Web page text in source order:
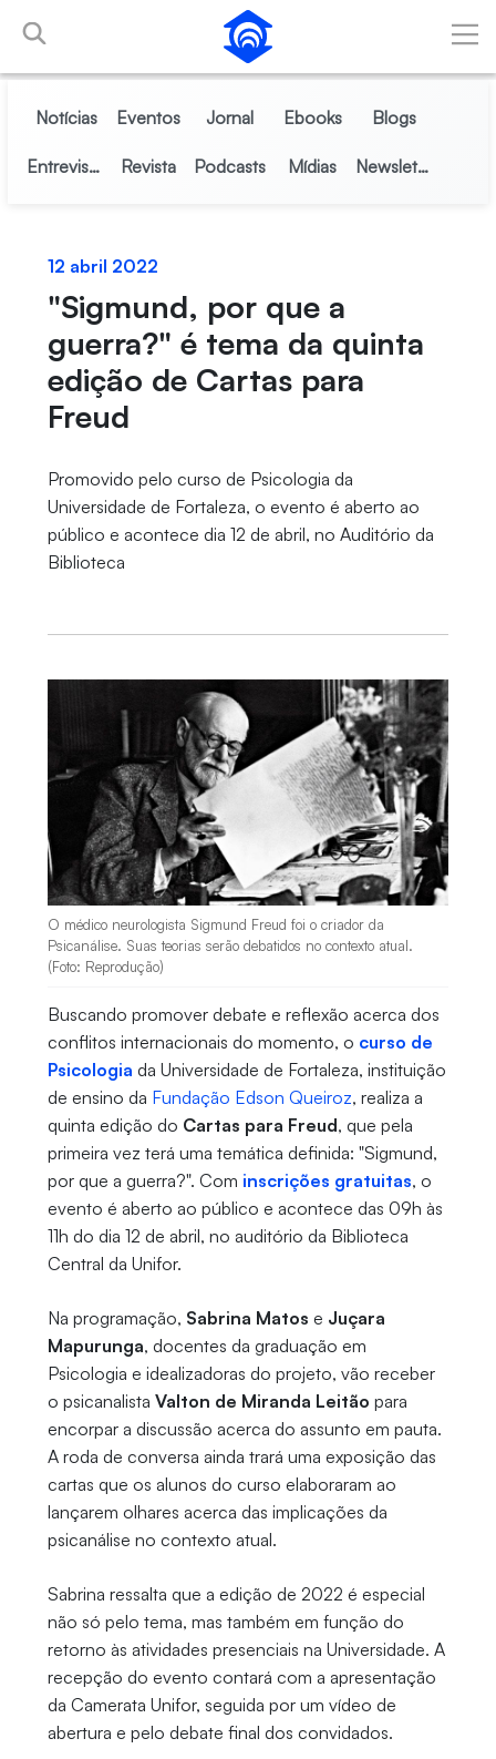
Pular para o Conteúdo principal
Notícias Eventos Jornal Ebooks Blogs
Entrevistas Revista Podcasts Mídias Newsletter
12 abril 2022
"Sigmund, por que a
guerra?" é tema da quinta
edição de Cartas para
Freud
Promovido pelo curso de Psicologia da
Universidade de Fortaleza, o evento é aberto ao
público e acontece dia 12 de abril, no Auditório da
Biblioteca
O médico neurologista Sigmund Freud foi o criador da
Psicanálise. Suas teorias serão debatidos no contexto atual.
(Foto: Reprodução)
Buscando promover debate e reflexão acerca dos
conflitos internacionais do momento, o curso de
Psicologia da Universidade de Fortaleza, instituição
de ensino da Fundação Edson Queiroz, realiza a
quinta edição do Cartas para Freud, que pela
primeira vez terá uma temática definida: "Sigmund,
por que a guerra?". Com inscrições gratuitas, o
evento é aberto ao público e acontece das 09h às
11h do dia 12 de abril, no auditório da Biblioteca
Central da Unifor.
Na programação, Sabrina Matos e Juçara
Mapurunga, docentes da graduação em
Psicologia e idealizadoras do projeto, vão receber
o psicanalista Valton de Miranda Leitão para
encorpar a discussão acerca do assunto em pauta.
A roda de conversa ainda trará uma exposição das
cartas que os alunos do curso elaboraram ao
lançarem olhares acerca das implicações da
psicanálise no contexto atual.
Sabrina ressalta que a edição de 2022 é especial
não só pelo tema, mas também em função do
retorno às atividades presenciais na Universidade. A
recepção do evento contará com a apresentação
da Camerata Unifor, seguida por um vídeo de
abertura e pelo debate final dos convidados.